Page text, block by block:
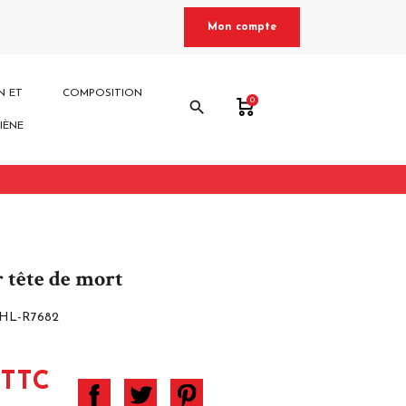
Mon compte
ET COMPOSITION
search 0
tête de mort
R7682